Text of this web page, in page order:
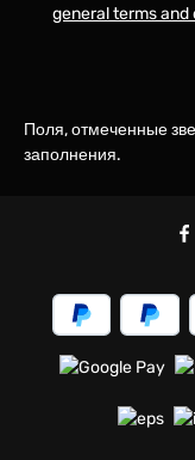
general terms and
Поля, отмеченные
заполнения.